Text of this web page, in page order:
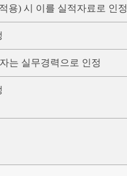
용) 시 이를 실적자료로 인정
는 실무경력으로 인정